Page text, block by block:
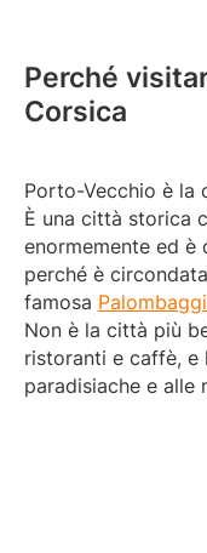
Perché
Corsica
Porto-Vecchio è la
È una città storica
enormemente ed
perché è
famosa
Non è la città più
ristoranti e caffè, e
paradisiache e alle